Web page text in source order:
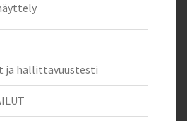
ja hallittavuustesti